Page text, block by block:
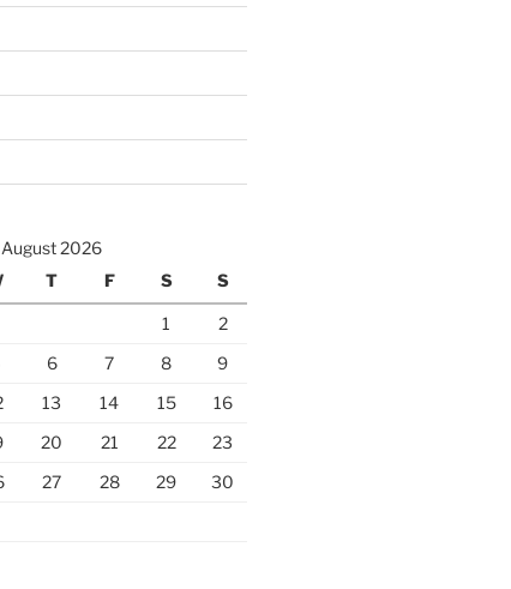
August 2026
T F S S
1
2
6 7 8
9
13 14 15
16
20 21 22
23
27 28 29
30